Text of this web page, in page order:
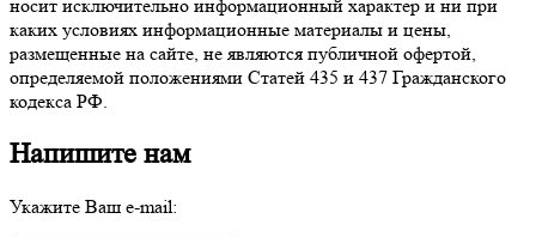
носит исключительно информационный характер и ни при
каких условиях информационные материалы и цены,
размещенные на сайте, не являются публичной офертой,
определяемой положениями Статей 435 и 437 Гражданского
кодекса РФ.
Напишите нам
Укажите Ваш e-mail: